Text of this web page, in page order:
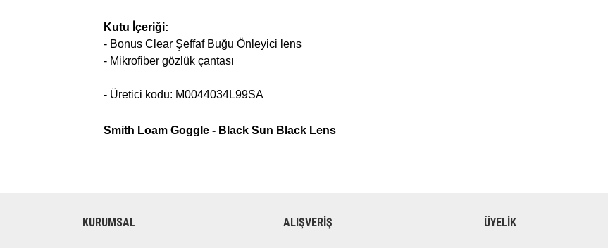
Kutu İçeriği:
- Bonus Clear Şeffaf Buğu Önleyici lens
- Mikrofiber gözlük çantası
- Üretici kodu: M0044034L99SA
Smith Loam Goggle - Black Sun Black Lens
KURUMSAL ALIŞVERİŞ ÜYELİK